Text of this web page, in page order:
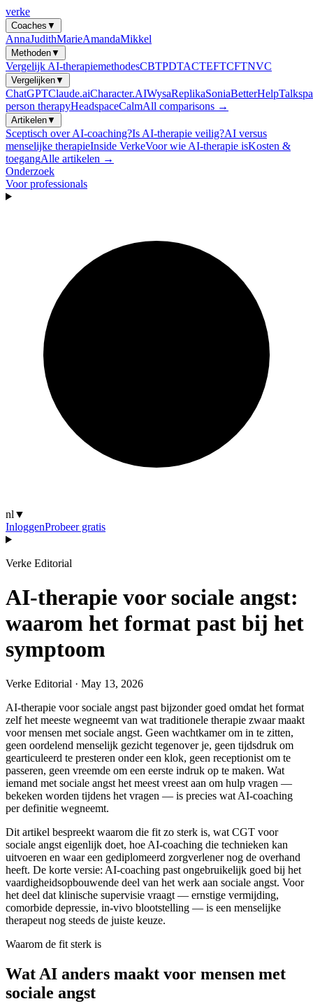
verke
Coaches ▼
AnnaJudithMarieAmandaMikkel
Methoden▼
Vergelijk AI-therapiemethodesCBTPDTACTEFTCFTNVC
Vergelijken▼
ChatGPTClaude.aiCharacter.AIWysaReplikaSoniaBetterHelp
person therapyHeadspaceCalmAll comparisons →
Artikelen▼
Sceptisch over AI-coaching?Is AI-therapie veilig?AI versus
menselijke therapieInside VerkeVoor wie AI-therapie isKosten &
toegangAlle artikelen →
Onderzoek
Voor professionals
nl ▼
InloggenProbeer gratis
Verke Editorial
AI-therapie voor sociale angst:
waarom het format past bij het
symptoom
Verke Editorial · May 13, 2026
AI-therapie voor sociale angst past bijzonder goed omdat het format
zelf het meeste wegneemt van wat traditionele therapie zwaar maakt
voor mensen met sociale angst. Geen wachtkamer om in te zitten,
geen oordelend menselijk gezicht tegenover je, geen tijdsdruk om
gearticuleerd te presteren onder een klok, geen receptionist om te
passeren, geen vreemde om een eerste indruk op te maken. Wat
iemand met sociale angst het meest vreest aan om hulp vragen —
bekeken worden tijdens het vragen — is precies wat AI-coaching
per definitie wegneemt.
Dit artikel bespreekt waarom die fit zo sterk is, wat CGT voor
sociale angst eigenlijk doet, hoe AI-coaching die technieken kan
uitvoeren en waar een gediplomeerd zorgverlener nog de overhand
heeft. De korte versie: AI-coaching past ongebruikelijk goed bij het
vaardigheidsopbouwende deel van het werk aan sociale angst. Voor
het deel dat klinische supervisie vraagt — ernstige vermijding,
comorbide depressie, in-vivo blootstelling — is een menselijke
therapeut nog steeds de juiste keuze.
Waarom de fit sterk is
Wat AI anders maakt voor mensen met
sociale angst